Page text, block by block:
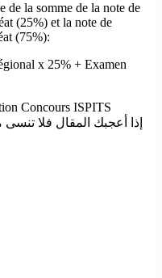
de la somme de la note de
(25%) et la note de
(75%):
x 25% + Examen